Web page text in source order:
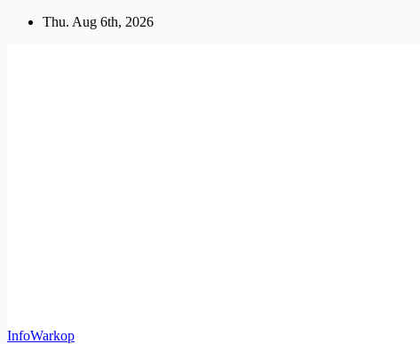
Skip
Thu. Aug 6th, 2026
InfoWarkop